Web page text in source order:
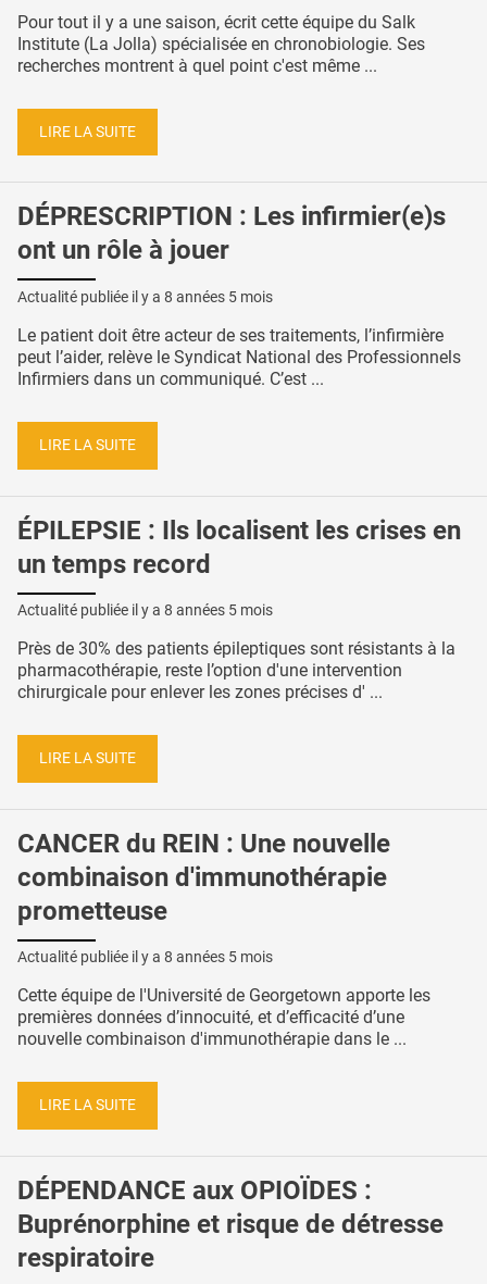
Pour tout il y a une saison, écrit cette équipe du Salk
Institute (La Jolla) spécialisée en chronobiologie. Ses
recherches montrent à quel point c'est même ...
LIRE LA SUITE
DÉPRESCRIPTION : Les infirmier(e)s
ont un rôle à jouer
Actualité publiée il y a 8 années 5 mois
Le patient doit être acteur de ses traitements, l’infirmière
peut l’aider, relève le Syndicat National des Professionnels
Infirmiers dans un communiqué. C’est ...
LIRE LA SUITE
ÉPILEPSIE : Ils localisent les crises en
un temps record
Actualité publiée il y a 8 années 5 mois
Près de 30% des patients épileptiques sont résistants à la
pharmacothérapie, reste l’option d'une intervention
chirurgicale pour enlever les zones précises d' ...
LIRE LA SUITE
CANCER du REIN : Une nouvelle
combinaison d'immunothérapie
prometteuse
Actualité publiée il y a 8 années 5 mois
Cette équipe de l'Université de Georgetown apporte les
premières données d’innocuité, et d’efficacité d’une
nouvelle combinaison d'immunothérapie dans le ...
LIRE LA SUITE
DÉPENDANCE aux OPIOÏDES :
Buprénorphine et risque de détresse
respiratoire